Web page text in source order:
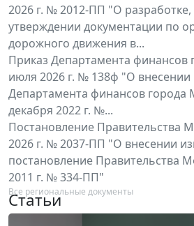
2026 г. № 2012-ПП "О разработке,
утверждении документации по
дорожного движения в...
Приказ Департамента финансов
июля 2026 г. № 138ф "О внесении
Департамента финансов города
декабря 2022 г. №...
Постановление Правительства
2026 г. № 2037-ПП "О внесении
постановление Правительства
2011 г. № 334-ПП"
Все региональные документы
Статьи